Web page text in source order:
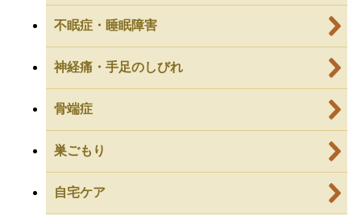
不眠症・睡眠障害
神経痛・手足のしびれ
骨端症
巣ごもり
自宅ケア